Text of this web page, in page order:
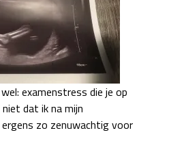
examenstress die je op
dat ik na mijn
zo zenuwachtig voor